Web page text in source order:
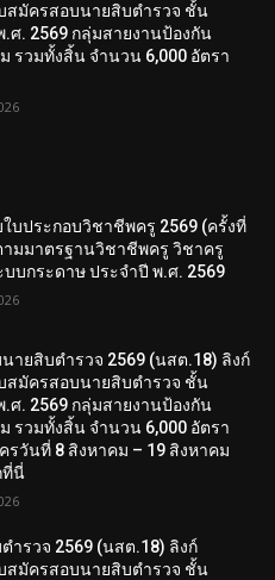
สมัครสอบนายสิบตำรวจ ชั้น
ศ. 2569 กลุ่มสายงานป้องกัน
รวมทั้งสิ้น จำนวน 6,000 อัตรา
บประกอบวิชาชีพครู 2569 (ครั้งที่
ามมาตรฐานวิชาชีพครู วิชาครู
บบกระดาษ ประจำปี พ.ศ. 2569
ายสิบตำรวจ 2569 (นสต.18) ลิงก์
สมัครสอบนายสิบตำรวจ ชั้น
ศ. 2569 กลุ่มสายงานป้องกัน
รวมทั้งสิ้น จำนวน 6,000 อัตรา
รวันที่ 8 สิงหาคม – 19 สิงหาคม
ที่นี่
ารวจ 2569 (นสต.18) ลิงก์
สมัครสอบนายสิบตำรวจ ชั้น